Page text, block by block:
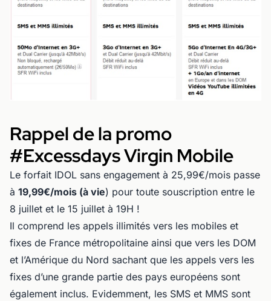
Rappel de la promo
#Excessdays Virgin Mobile
Le forfait IDOL sans engagement à 25,99€/mois passe
à 19,99€/mois (à vie) pour toute souscription entre le
8 juillet et le 15 juillet à 19H !
Il comprend les appels illimités vers les mobiles et
fixes de France métropolitaine ainsi que vers les DOM
et l’Amérique du Nord sachant que les appels vers les
fixes d’une grande partie des pays européens sont
également inclus. Evidemment, les SMS et MMS sont